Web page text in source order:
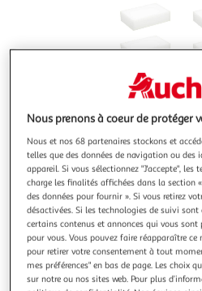
FIVE
Lot de 10 éponges magiques
Informations Techniques :
cm Matière : Mélamine
Nous prenons à coeur de protéger
Nous et nos 68 partenaires stockons et
telles que des données de navigation ou des
appareil. Si vous sélectionnez "J'accepte",
charge les finalités affichées dans la section
des données pour fournir ». Si vous retirez
désactivées. Si les technologies de suivi
certains contenus et annonces qui vous
pour vous. Vous pouvez faire réapparaître
pour retirer votre consentement à tout
mes préférences" en bas de page. Les choix
sur notre ou nos sites web. Pour plus